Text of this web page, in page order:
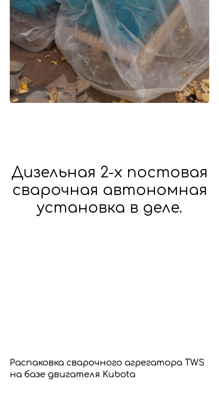
Дизельная 2-х постовая
сварочная автономная
установка в деле.
Распаковка сварочного агрегатора TWS
на базе двигателя Kubota